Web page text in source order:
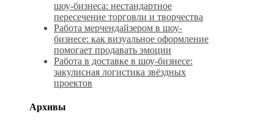
шоу-бизнеса: нестандартное
пересечение торговли и творчества
Работа мерчендайзером в шоу-
бизнесе: как визуальное оформление
помогает продавать эмоции
Работа в доставке в шоу-бизнесе:
закулисная логистика звёздных
проектов
Архивы